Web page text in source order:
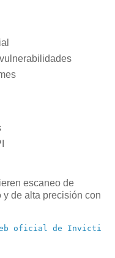
escaneo de
de alta precisión con
oficial de Invicti